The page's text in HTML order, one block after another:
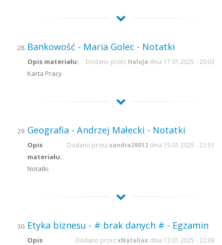
Bankowość - Maria Golec - Notatki
Dodano przez HaloJa dnia 17.01.2025 - 20:03
Opis materiału:
Karta Pracy
Geografia - Andrzej Małecki - Notatki
Dodano przez sandra29012 dnia 15.01.2025 - 22:51
Opis
materiału:
Notatki
Etyka biznesu - # brak danych # - Egzamin
Dodano przezxNataliax dnia 12.01.2025 - 22:09
Opis